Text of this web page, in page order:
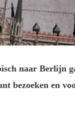
naar Berlijn
bezoeken en